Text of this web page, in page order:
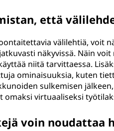
että
välilehtiä, voit
näkyvissä. Näin
niitä tarvittaessa.
ominaisuuksia, kuten
sulkemisen
omaksi virtuaaliseksi
voin noudattaa